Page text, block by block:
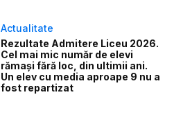
Actualitate
Rezultate Admitere Liceu 2026.
Cel mai mic număr de elevi
rămași fără loc, din ultimii ani.
Un elev cu media aproape 9 nu a
fost repartizat